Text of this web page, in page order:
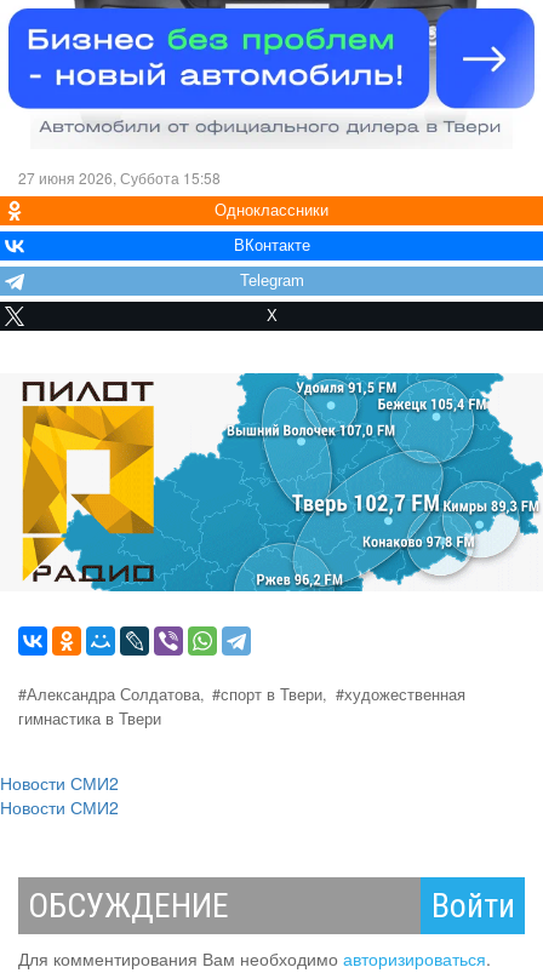
27 июня 2026, Суббота 15:58
Одноклассники
ВКонтакте
Telegram
X
#Александра Солдатова, #спорт в Твери, #художественная
гимнастика в Твери
Новости СМИ2
Новости СМИ2
ОБСУЖДЕНИЕ Войти
Для комментирования Вам необходимо авторизироваться.